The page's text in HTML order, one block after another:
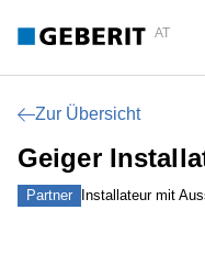
AT
Zur Übersicht
Geiger
Partner Installateur mit